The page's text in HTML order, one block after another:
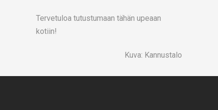
Tervetuloa tutustumaan tähän upeaan
kotiin!
Kuva: Kannustalo